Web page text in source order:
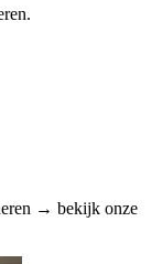
→ bekijk onze